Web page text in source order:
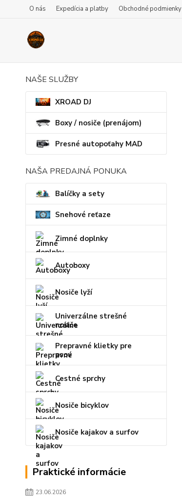
O nás Expedícia a platby Obchodné podmienky
NAŠE SLUŽBY
XROAD DJ
Boxy / nosiče (prenájom)
Presné autopoťahy MAD
NAŠA PREDAJNÁ PONUKA
Balíčky a sety
Snehové reťaze
Zimné doplnky
Autoboxy
Nosiče lyží
Univerzálne strešné
nosiče
Prepravné klietky pre
psov
Cestné sprchy
Nosiče bicyklov
Nosiče kajakov a surfov
Praktické informácie
23.06.2026